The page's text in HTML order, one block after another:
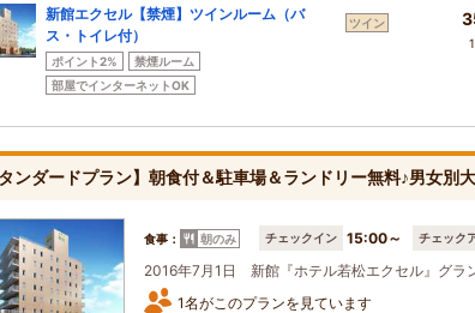
新館エクセル【禁煙】ツインルーム（バ
ス・トイレ付）
ポイント2%
禁煙ルーム
部屋でインターネットOK
ツイン
ンダードプラン】朝食付＆駐車場＆ランドリー無料♪男女別
食事： 朝のみ チェックイン 15:00～ チェック
2016年7月1日 新館『ホテル若松エクセル』グラ
1名がこのプランを見ています